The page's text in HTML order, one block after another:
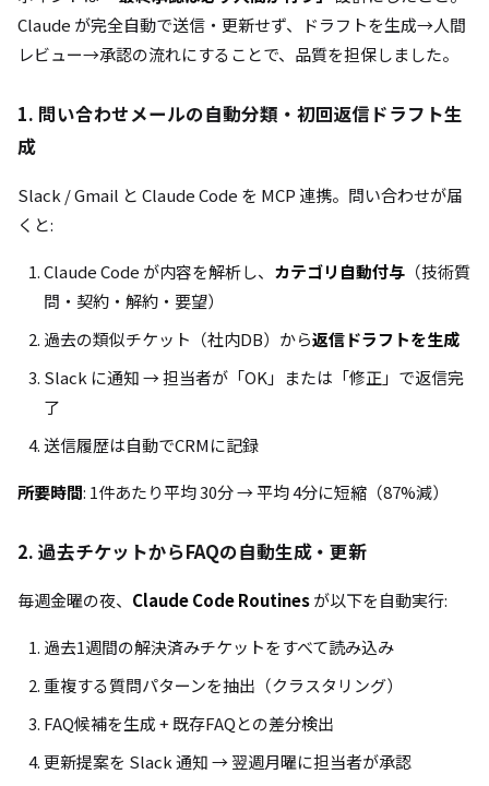
Claude が完全自動で送信・更新せず、ドラフトを生成→人間
レビュー→承認の流れにすることで、品質を担保しました。
1. 問い合わせメールの自動分類・初回返信ドラフト生
成
Slack / Gmail と Claude Code を MCP 連携。問い合わせが届
くと:
Claude Code が内容を解析し、 カテゴリ自動付与 （技術質
問・契約・解約・要望）
過去の類似チケット（社内DB）から返信ドラフトを生成
Slack に通知 → 担当者が「OK」または「修正」で返信完
了
送信履歴は自動でCRMに記録
所要時間: 1件あたり平均 30分 → 平均 4分に短縮（87%減）
2. 過去チケットからFAQの自動生成・更新
毎週金曜の夜、 Claude Code Routinesが以下を自動実行:
過去1週間の解決済みチケットをすべて読み込み
重複する質問パターンを抽出（クラスタリング）
FAQ候補を生成 + 既存FAQとの差分検出
更新提案を Slack 通知 → 翌週月曜に担当者が承認